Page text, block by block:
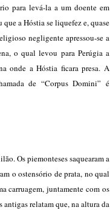
para levá-la a um doente em
a Hóstia se liquefez e, quase
negligente apressou-se a
o qual levou para Perúgia a
onde a Hóstia ficara presa. A
de “Corpus Domini” é
Os piemonteses saquearam a
o ostensório de prata, no qual
carruagem, juntamente com os
relatam que, na altura da